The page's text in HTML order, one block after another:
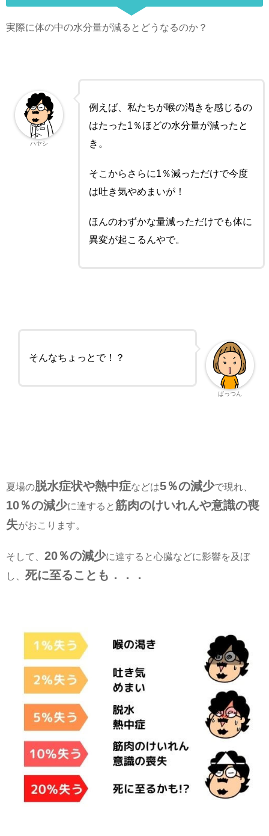
実際に体の中の水分量が減るとどうなるのか？
例えば、私たちが喉の渇きを感じるの
はたった1％ほどの水分量が減ったと
き。
そこからさらに1％減っただけで今度
は吐き気やめまいが！
ほんのわずかな量減っただけでも体に
異変が起こるんやで。
ハヤシ
そんなちょっとで！？
ぱっつん
夏場の脱水症状や熱中症などは5％の減少で現れ、
10％の減少に達すると筋肉のけいれんや意識の喪
失がおこります。
そして、 20％の減少に達すると心臓などに影響を及ぼ
し、 死に至ることも．．．